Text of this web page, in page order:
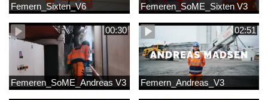
Femern_Sixten_V6 Femeren_SoME_Sixten V3
00:30
Femeren_SoME_Andreas V3
02:51
Femern_Andreas_V3